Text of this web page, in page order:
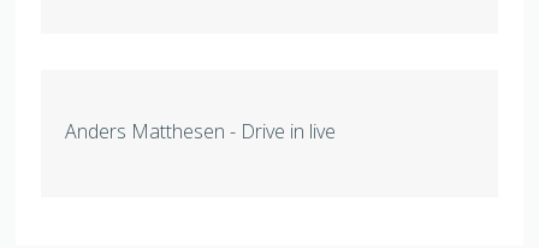
Anders Matthesen - Drive in live